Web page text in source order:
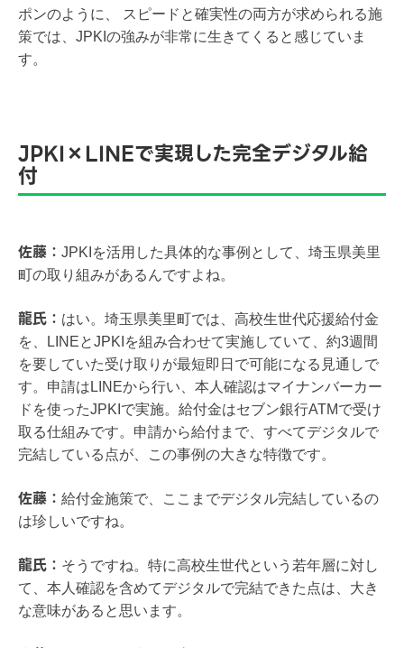
ポンのように、 スピードと確実性の両方が求められる施
策では、JPKIの強みが非常に生きてくると感じていま
す。
JPKI×LINEで実現した完全デジタル給
付
佐藤： JPKIを活用した具体的な事例として、埼玉県美里
町の取り組みがあるんですよね。
龍氏： はい。埼玉県美里町では、高校生世代応援給付金
を、LINEとJPKIを組み合わせて実施していて、約3週間
を要していた受け取りが最短即日で可能になる見通しで
す。申請はLINEから行い、本人確認はマイナンバーカー
ドを使ったJPKIで実施。給付金はセブン銀行ATMで受け
取る仕組みです。申請から給付まで、すべてデジタルで
完結している点が、この事例の大きな特徴です。
佐藤： 給付金施策で、ここまでデジタル完結しているの
は珍しいですね。
龍氏： そうですね。特に高校生世代という若年層に対し
て、本人確認を含めてデジタルで完結できた点は、大き
な意味があると思います。